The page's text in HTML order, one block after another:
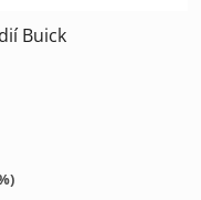
Buick